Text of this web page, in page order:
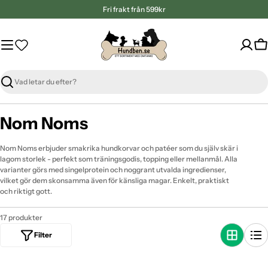
Fri frakt från 599kr
Sök
Nom Noms
Nom Noms erbjuder smakrika hundkorvar och patéer som du själv skär i
lagom storlek - perfekt som träningsgodis, topping eller mellanmål. Alla
varianter görs med singelprotein och noggrant utvalda ingredienser,
vilket gör dem skonsamma även för känsliga magar. Enkelt, praktiskt
och riktigt gott.
17 produkter
Filter